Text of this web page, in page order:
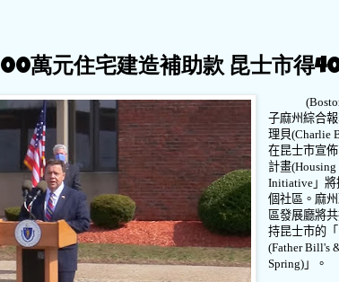
萬元住宅建造補助款 昆士市得
子麻州綜合
理貝(Charlie
在昆士市宣
計畫(Housing
Initiative 」
個社區。麻
區發展廳將
持昆士市的
(Father Bill's
Spring) 」。